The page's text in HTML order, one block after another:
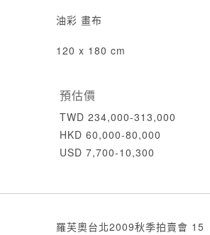
油彩 畫布
120 x 180 cm
預估價
TWD 234,000-313,000
HKD 60,000-80,000
USD 7,700-10,300
羅芙奧台北2009秋季拍賣會 15